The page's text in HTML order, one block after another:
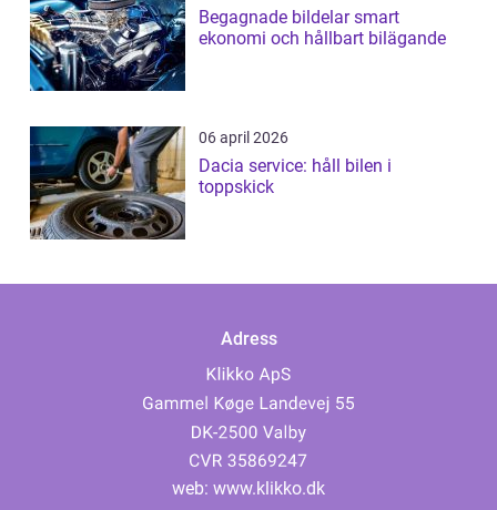
Begagnade bildelar smart
ekonomi och hållbart bilägande
06 april 2026
Dacia service: håll bilen i
toppskick
Adress
web: www.klikko.dk